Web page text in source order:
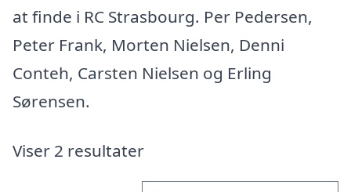
at finde i RC Strasbourg. Per Pedersen,
Peter Frank, Morten Nielsen, Denni
Conteh, Carsten Nielsen og Erling
Sørensen.
Viser 2 resultater